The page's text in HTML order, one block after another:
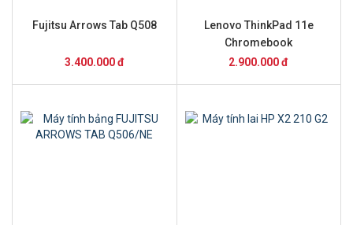
Fujitsu Arrows Tab Q508
3.400.000 đ
Lenovo ThinkPad 11e
Chromebook
2.900.000 đ